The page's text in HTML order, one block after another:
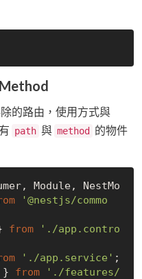
的路由，使用方式與
path 與 method
的物件
Module, NestMo
'@nestjs/commo
from
'./app.contro
'./app.service'
} from
'./features/